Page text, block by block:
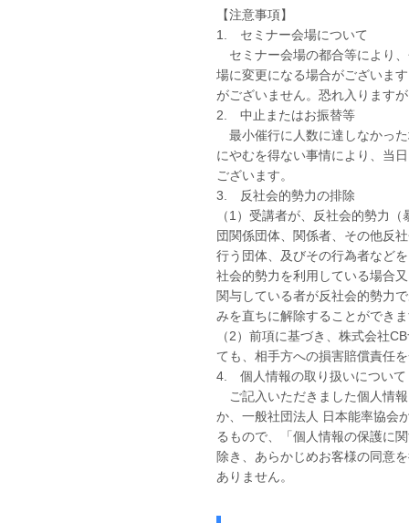
【注意事項】
1. セミナー会場について
セミナー会場の都合等により
場に変更になる場合がございま
がございません。恐れ入ります
2. 中止またはお振替等
最小催行に人数に達しなかっ
にやむを得ない事情により、当
ございます。
3. 反社会的勢力の排除
（1）受講者が、反社会的勢力
団関係団体、関係者、その他反
行う団体、及びその行為者など
社会的勢力を利用している場合
関与している者が反社会的勢力
みを直ちに解除することができ
（2）前項に基づき、株式会社
ても、相手方への損害賠償責任
4. 個人情報の取り扱いについて
ご記入いただきました個人情
か、 一般社団法人 日本能率協会
るもので、「個人情報の保護に
除き、あらかじめお客様の同意
ありません。